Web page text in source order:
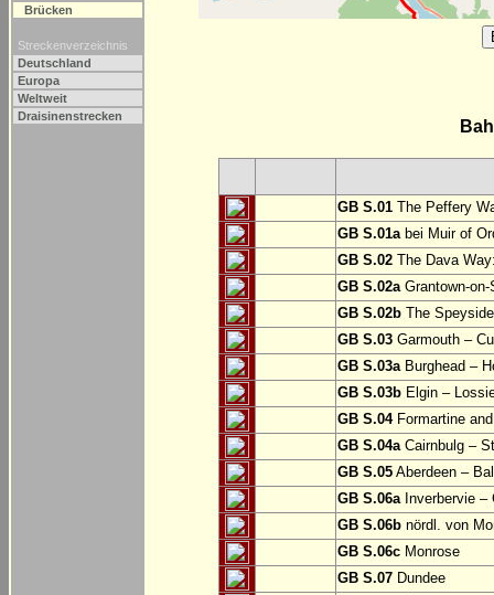
Brücken
Streckenverzeichnis
Deutschland
Europa
Weltweit
Draisinenstrecken
GB S.01 The Peffery
GB S.01abei Muir of
GB S.02 The Dava
GB S.02aGrantown-on-
GB S.02b The
GB S.03 Garmouth –
GB S.03aBurghead –
GB S.03b Elgin –
GB S.04Formartine
GB S.04aCairnbulg –
GB S.05 Aberdeen –
GB S.06aInverbervie –
GB S.06b nördl. von
GB S.06c Monrose
GB S.07 Dundee